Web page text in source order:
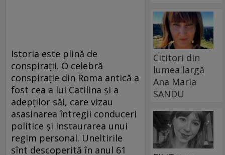
Istoria este plină de
conspiraţii. O celebră
conspiraţie din Roma antică a
fost cea a lui Catilina şi a
adepţilor săi, care vizau
asasinarea întregii conduceri
politice şi instaurarea unui
regim personal. Uneltirile
sînt descoperită în anul 61
Cititori din
lumea largă
Ana Maria
SANDU